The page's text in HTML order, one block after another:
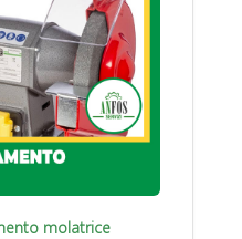
molatrice